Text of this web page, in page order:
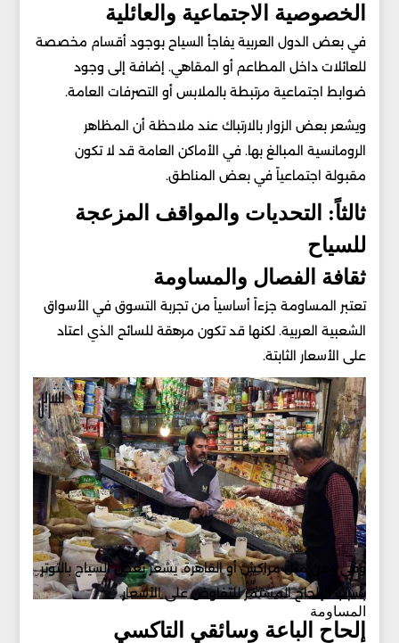
الخصوصية الاجتماعية والعائلية
في بعض الدول العربية يفاجأ السياح بوجود أقسام مخصصة
للعائلات داخل المطاعم أو المقاهي. إضافة إلى وجود
ضوابط اجتماعية مرتبطة بالملابس أو التصرفات العامة.
ويشعر بعض الزوار بالارتباك عند ملاحظة أن المظاهر
الرومانسية المبالغ بها. في الأماكن العامة قد لا تكون
مقبولة اجتماعياً في بعض المناطق.
ثالثاً: التحديات والمواقف المزعجة
للسياح
ثقافة الفصال والمساومة
تعتبر المساومة جزءاً أساسياً من تجربة التسوق في الأسواق
الشعبية العربية. لكنها قد تكون مرهقة للسائح الذي اعتاد
على الأسعار الثابتة.
المساومة
وفي مدن مثل مراكش أو القاهرة. يشعر بعض السياح بالتوتر
بسبب الإلحاح المستمر للتفاوض على الأسعار.
إلحاح الباعة وسائقي التاكسي